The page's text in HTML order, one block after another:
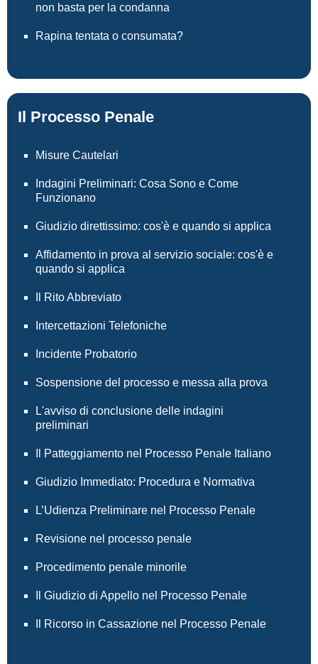
Il Processo Penale
Misure Cautelari
Indagini Preliminari: Cosa Sono e Come
Funzionano
Giudizio direttissimo: cos'è e quando si applica
Affidamento in prova al servizio sociale: cos'è e
quando si applica
Il Rito Abbreviato
Intercettazioni Telefoniche
Incidente Probatorio
Sospensione del processo e messa alla prova
L'avviso di conclusione delle indagini
preliminari
Il Patteggiamento nel Processo Penale Italiano
Giudizio Immediato: Procedura e Normativa
L’Udienza Preliminare nel Processo Penale
Revisione nel processo penale
Procedimento penale minorile
Il Giudizio di Appello nel Processo Penale
Il Ricorso in Cassazione nel Processo Penale
non basta per la condanna
Rapina tentata o consumata?